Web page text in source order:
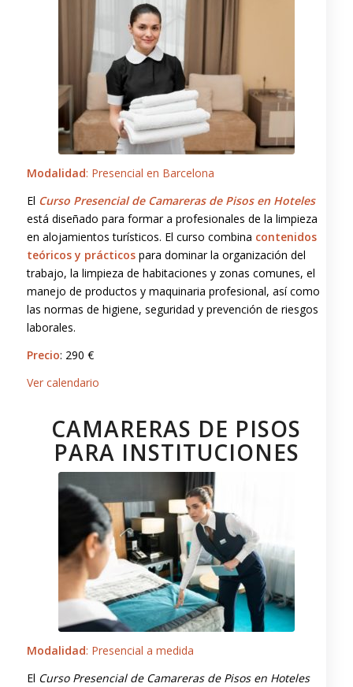
Modalidad: Presencial en Barcelona
El Curso Presencial de Camareras de Pisos en Hoteles
está diseñado para formar a profesionales de la limpieza
en alojamientos turísticos. El curso combina contenidos
teóricos y prácticospara dominar la organización del
trabajo, la limpieza de habitaciones y zonas comunes, el
manejo de productos y maquinaria profesional, así como
las normas de higiene, seguridad y prevención de riesgos
laborales.
Precio: 290 €
Ver calendario
CAMARERAS DE PISOS
PARA INSTITUCIONES
Modalidad: Presencial a medida
El Curso Presencial de Camareras de Pisos en Hoteles